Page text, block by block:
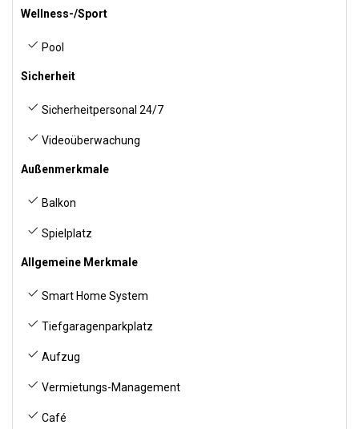
Wellness-/Sport
Pool
Sicherheit
Sicherheitpersonal 24/7
Videoüberwachung
Außenmerkmale
Balkon
Spielplatz
Allgemeine Merkmale
Smart Home System
Tiefgaragenparkplatz
Aufzug
Vermietungs-Management
Café